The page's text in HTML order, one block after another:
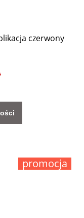
czerwony
promocja